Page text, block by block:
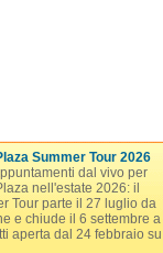
Summer Tour 2026
dal vivo per
nell'estate 2026: il
Tour parte il 27 luglio da
e chiude il 6 settembre a
aperta dal 24 febbraio su